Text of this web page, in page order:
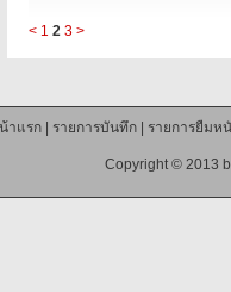
< 1 2 3 >
าแรก| รายการบันทึก| รายการยืมห
Copyright © 2013